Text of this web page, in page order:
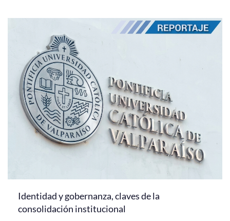
Identidad y gobernanza, claves de la
consolidación institucional